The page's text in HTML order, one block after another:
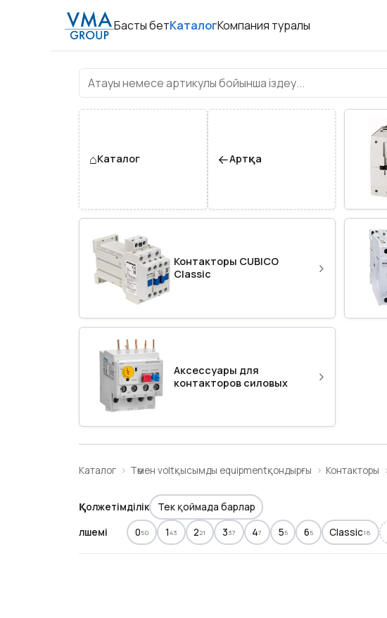
Басты бетКаталогКомпания туралы
Контакторы силовые
⌂Каталог ←Артқа
Контакторы CUBICO
Classic
›
Аксессуары для
контакторов силовых
›
Каталог Төмен voltқысымды equipmentқондырғы Контакторы
Қолжетімділік
Тек қоймада барлар
Өлшемі
050 143 221 337 47 55 65 Classic18